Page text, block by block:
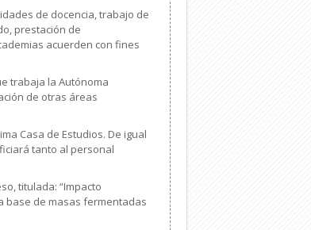
de docencia, trabajo de
prestación de
acuerden con fines
trabaja la Autónoma
de otras áreas
Casa de Estudios. De igual
tanto al personal
titulada: “Impacto
base de masas fermentadas